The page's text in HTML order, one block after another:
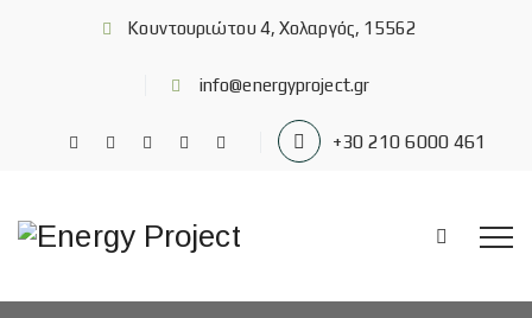
Κουντουριώτου 4, Χολαργός, 15562
info@energyproject.gr
+30 210 6000 461